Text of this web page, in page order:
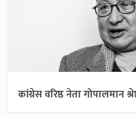
कांग्रेस वरिष्ठ नेता गोपालमान